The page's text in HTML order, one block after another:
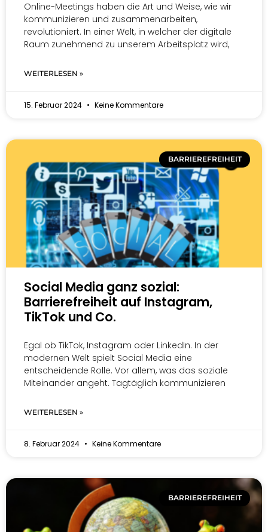
Online-Meetings haben die Art und Weise, wie wir
kommunizieren und zusammenarbeiten,
revolutioniert. In einer Welt, in welcher der digitale
Raum zunehmend zu unserem Arbeitsplatz wird,
WEITERLESEN »
15. Februar 2024 Keine Kommentare
BARRIEREFREIHEIT
Social Media ganz sozial:
Barrierefreiheit auf Instagram,
TikTok und Co.
Egal ob TikTok, Instagram oder LinkedIn. In der
modernen Welt spielt Social Media eine
entscheidende Rolle. Vor allem, was das soziale
Miteinander angeht. Tagtäglich kommunizieren
WEITERLESEN »
8. Februar 2024 Keine Kommentare
BARRIEREFREIHEIT